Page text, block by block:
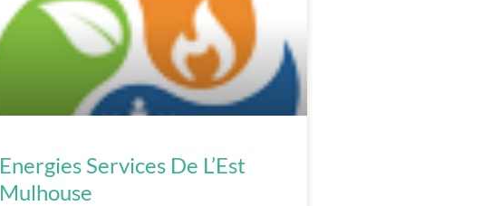
Energies Services De L’Est
Mulhouse